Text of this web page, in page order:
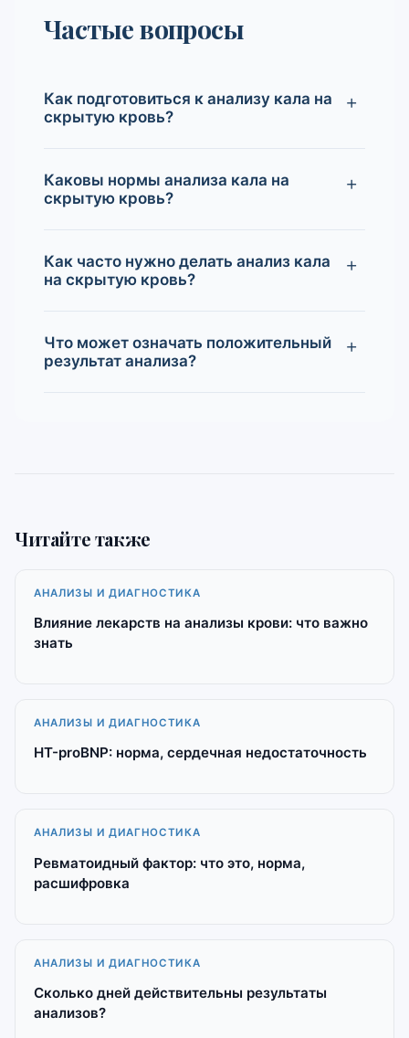
Частые вопросы
Как подготовиться к анализу кала на
скрытую кровь?
Каковы нормы анализа кала на
скрытую кровь?
Как часто нужно делать анализ кала
на скрытую кровь?
Что может означать положительный
результат анализа?
Читайте также
АНАЛИЗЫ И ДИАГНОСТИКА
Влияние лекарств на анализы крови: что важно
знать
АНАЛИЗЫ И ДИАГНОСТИКА
НТ-proBNP: норма, сердечная недостаточность
АНАЛИЗЫ И ДИАГНОСТИКА
Ревматоидный фактор: что это, норма,
расшифровка
АНАЛИЗЫ И ДИАГНОСТИКА
Сколько дней действительны результаты
анализов?